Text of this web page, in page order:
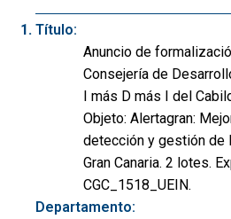
Título:
Anuncio de
Consejería de
I más D más I del
Objeto: Alertagran:
detección y gestión de
Gran Canaria. 2 lotes.
CGC_1518_UEIN.
Departamento: